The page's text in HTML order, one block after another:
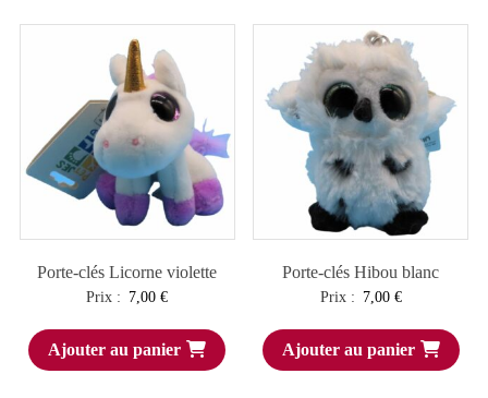
Porte-clés Licorne violette
Prix : 7,00€
Ajouter au panier
Porte-clés Hibou blanc
Prix : 7,00 €
Ajouter au panier